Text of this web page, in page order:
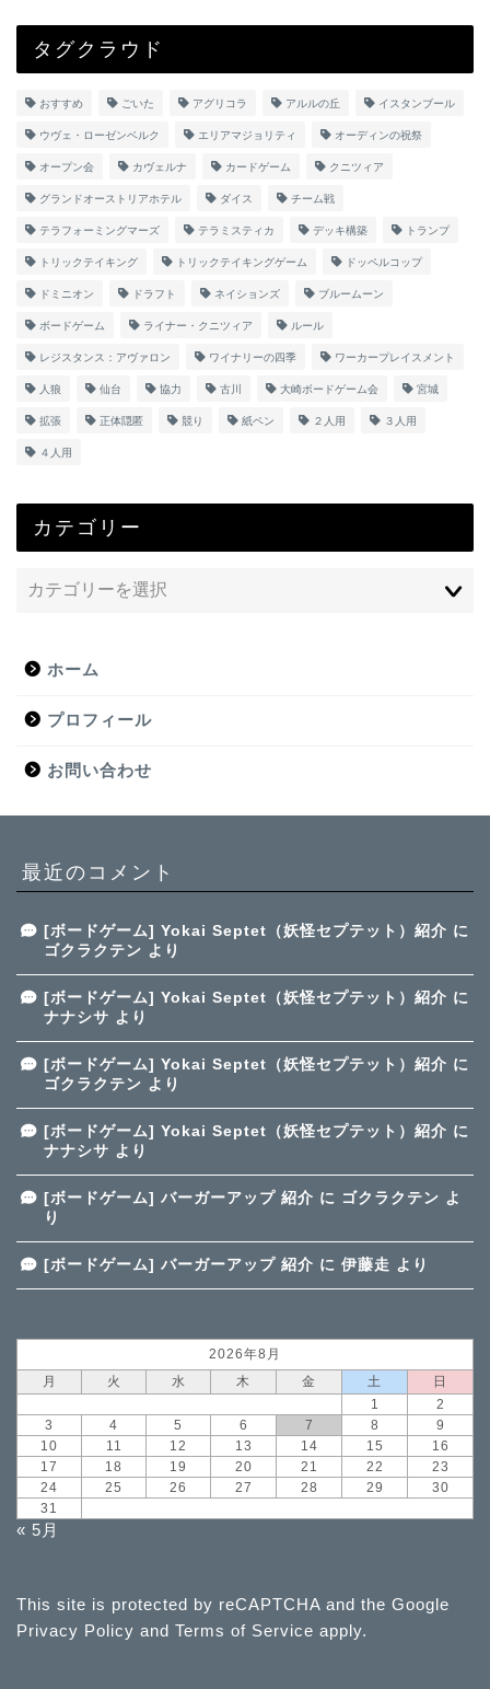
タグクラウド
おすすめ ごいた アグリコラ アルルの丘 イスタンブール
ウヴェ・ローゼンベルク エリアマジョリティ オーディンの祝祭
オープン会 カヴェルナ カードゲーム クニツィア
グランドオーストリアホテル ダイス チーム戦
テラフォーミングマーズ テラミスティカ デッキ構築 トランプ
トリックテイキング トリックテイキングゲーム ドッペルコップ
ドミニオン ドラフト ネイションズ ブルームーン
ボードゲーム ライナー・クニツィア ルール
レジスタンス：アヴァロン ワイナリーの四季 ワーカープレイスメント
人狼 仙台 協力 古川 大崎ボードゲーム会 宮城
拡張 正体隠匿 競り 紙ペン ２人用 ３人用
４人用
カテゴリー
ホーム
プロフィール
お問い合わせ
最近のコメント
[ボードゲーム] Yokai Septet（妖怪セプテット）紹介 に
ゴクラクテン より
[ボードゲーム] Yokai Septet（妖怪セプテット）紹介 に
ナナシサ より
[ボードゲーム] Yokai Septet（妖怪セプテット）紹介 に
ゴクラクテン より
[ボードゲーム] Yokai Septet（妖怪セプテット）紹介 に
ナナシサ より
[ボードゲーム] バーガーアップ 紹介 に ゴクラクテン よ
り
[ボードゲーム] バーガーアップ 紹介 に 伊藤走 より
2026年8月
月
火 水 木 金 土
日
1
2
3
4 5 6 7 8
9
10
11 12 13 14 15
16
17
18 19 20 21 22
23
24
25 26 27 28 29
30
31
« 5月
This site is protected by reCAPTCHA and the Google
Privacy Policy and Terms of Service apply.